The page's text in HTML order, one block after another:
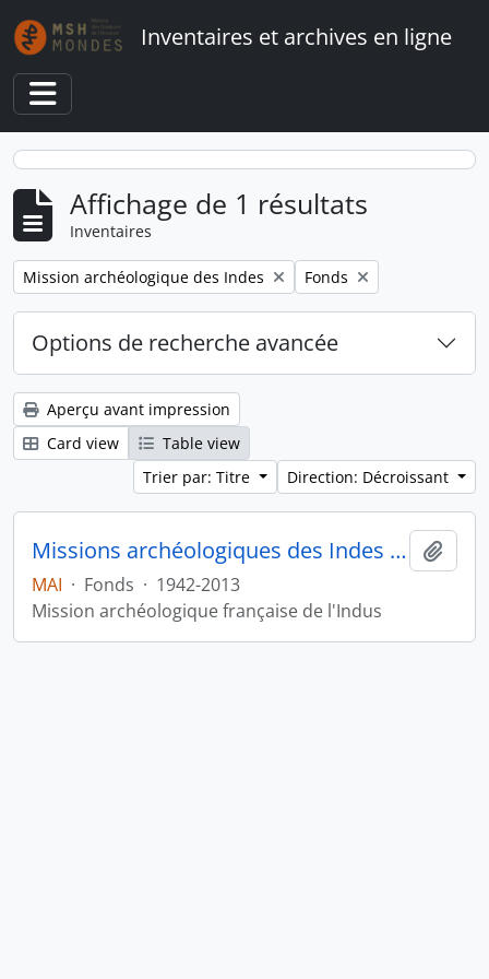
Skip to main content
Inventaires et archives en ligne
Toggle navigation
Affichage de 1 résultats
Inventaires
Remove filter:
Mission archéologique des Indes Remove filter:
Fonds
Options de recherche avancée
Aperçu avant impression
Card view
Table view
Trier par: Titre
Direction: Décroissant
Missions archéologiques des Indes et de l'Indus
MAI · Fonds · 1942-2013
Mission archéologique française de l'Indus